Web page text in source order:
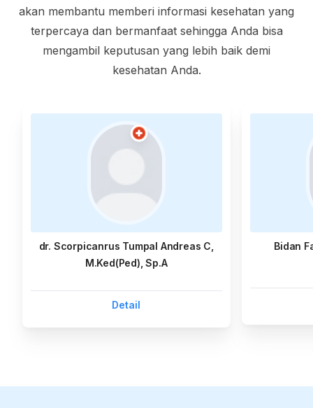
akan membantu memberi informasi kesehatan yang
terpercaya dan bermanfaat sehingga Anda bisa
mengambil keputusan yang lebih baik demi
kesehatan Anda.
dr. Scorpicanrus Tumpal Andreas C,
M.Ked(Ped), Sp.A
Detail
Bidan